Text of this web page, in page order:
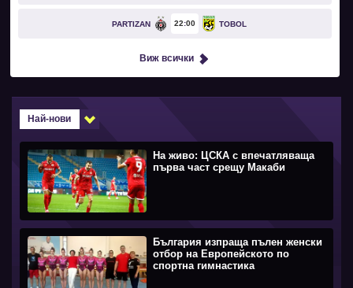
PARTIZAN 22 00 TOBOL
Виж всички
Най-нови
На живо: ЦСКА с впечатляваща
първа част срещу Макаби
България изпраща пълен женски
отбор на Европейското по
спортна гимнастика